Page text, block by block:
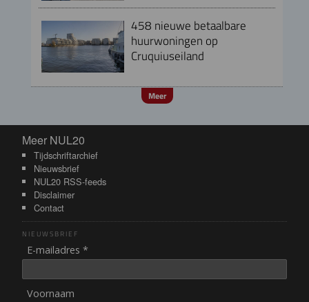
458 nieuwe betaalbare
huurwoningen op
Cruquiuseiland
Meer
Meer NUL20
Meer NUL20
Tijdschriftarchief
Nieuwsbrief
NUL20 RSS-feeds
Disclaimer
Contact
NIEUWSBRIEF
E-mailadres *
Voornaam